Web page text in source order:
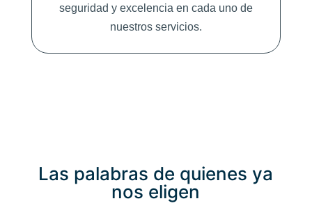
seguridad y excelencia en cada uno de
nuestros servicios.
Las palabras de quienes ya
nos eligen